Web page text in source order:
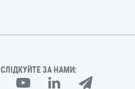
СЛІДКУЙТЕ ЗА НАМИ: